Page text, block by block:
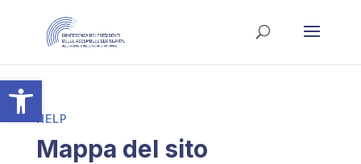
Apri la barra degli strumenti
HELP
Mappa del sito